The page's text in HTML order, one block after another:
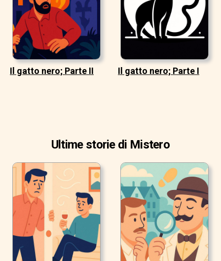
Il gatto nero; Parte II Il gatto nero; Parte I
Ultime storie di Mistero